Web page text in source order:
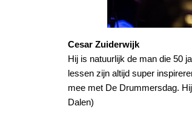
Cesar Zuiderwijk
Hij is natuurlijk de man die 50
lessen zijn altijd super
mee met De Drummersdag.
Dalen)